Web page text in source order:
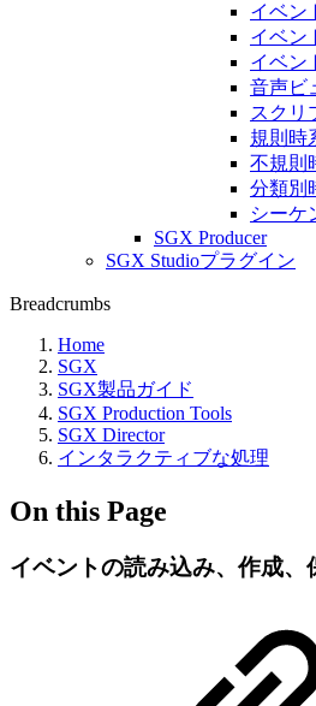
イベン
イベン
イベン
音声ビ
スクリ
規則時
不規則
分類別
シーケ
SGX Producer
SGX Studioプラグイン
Breadcrumbs
Home
SGX
SGX製品ガイド
SGX Production Tools
SGX Director
インタラクティブな処理
On this Page
イベントの読み込み、作成、